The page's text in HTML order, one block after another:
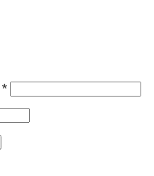
*